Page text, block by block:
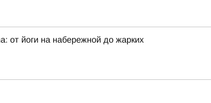
от йоги на набережной до жарких